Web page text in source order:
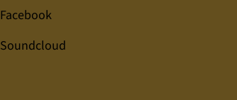
Facebook
Soundcloud